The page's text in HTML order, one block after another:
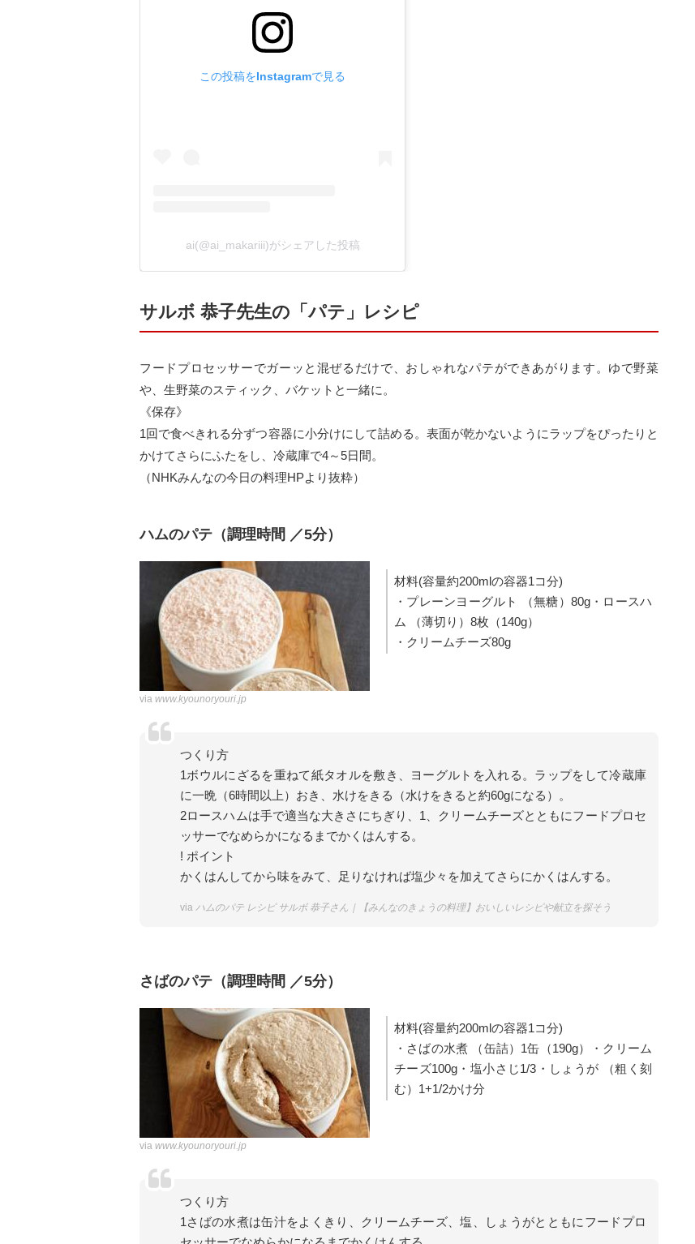
この投稿をInstagramで見る
ai(@ai_makariii)がシェアした投稿
サルボ 恭子先生の「パテ」レシピ
フードプロセッサーでガーッと混ぜるだけで、おしゃれなパテができあがります。ゆで野菜
や、生野菜のスティック、バケットと一緒に。
《保存》
1回で食べきれる分ずつ容器に小分けにして詰める。表面が乾かないようにラップをぴったりと
かけてさらにふたをし、冷蔵庫で4～5日間。
（NHKみんなの今日の料理HPより抜粋）
ハムのパテ（調理時間 ／5分）
材料(容量約200mlの容器1コ分)
・プレーンヨーグルト （無糖）80g・ロースハ
ム （薄切り）8枚（140g）
・クリームチーズ80g
via www.kyounoryouri.jp
つくり方
1ボウルにざるを重ねて紙タオルを敷き、ヨーグルトを入れる。ラップをして冷蔵庫
に一晩（6時間以上）おき、水けをきる（水けをきると約60gになる）。
2ロースハムは手で適当な大きさにちぎり、1、クリームチーズとともにフードプロセ
ッサーでなめらかになるまでかくはんする。
! ポイント
かくはんしてから味をみて、足りなければ塩少々を加えてさらにかくはんする。
via ハムのパテ レシピ サルボ 恭子さん｜【みんなのきょうの料理】おいしいレシピや献立を探そう
さばのパテ（調理時間 ／5分）
材料(容量約200mlの容器1コ分)
・さばの水煮 （缶詰）1缶（190g）・クリーム
チーズ100g・塩小さじ1/3・しょうが （粗く刻
む）1+1/2かけ分
via www.kyounoryouri.jp
つくり方
1さばの水煮は缶汁をよくきり、クリームチーズ、塩、しょうがとともにフードプロ